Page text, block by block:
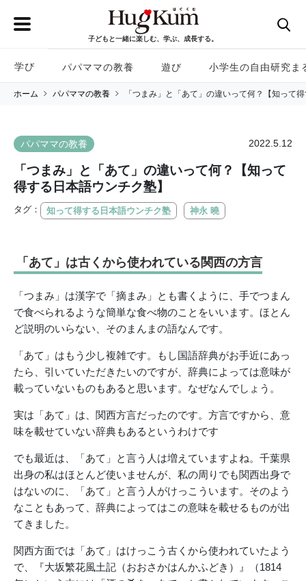
子どもと一緒に楽しむ、学ぶ、成長する。
学び パパママの教養 遊び 小学生の自由研究ま
ホーム パパママの教養 「つまみ」と「あて」の違いって何？【知って
パパママの教養 2022.5.12
「つまみ」と「あて」の違いって何？【知って
得する日本語ウンチク塾】
タグ： 知って得する日本語ウンチク塾 神永 曉
「あて」は古くから使われている関西の方言
「つまみ」は漢字で「摘まみ」とも書くように、手でつまん
で食べられるような簡単な食べ物のことをいいます。ほとん
ど説明のいらない、そのまんまの語なんです。
「あて」はもう少し複雑です。もし国語辞典がお手近にあっ
たら、引いていただきたいのですが、辞典によっては意味が
載っていないものもあると思います。なぜなんでしょう。
実は「あて」は、関西方言だったのです。方言ですから、意
味を載せていない辞典もあるというわけです
でも最近は、「あて」と言う人は増えていますよね。千葉県
出身の私はほとんど使いませんが、私の周りでも関西出身で
はないのに、「あて」と言う人がけっこういます。そのよう
なこともあって、辞典によってはこの意味を載せるものが出
てきました。
関西方面では「あて」はけっこう古くから使われていたよう
で、『大坂繁花風土記（おおさかはんかふどき）』（1814